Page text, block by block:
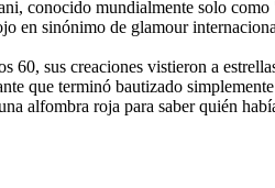
conocido mundialmente solo
en sinónimo de glamour
60, sus creaciones vistieron a
que terminó bautizado
alfombra roja para saber quién